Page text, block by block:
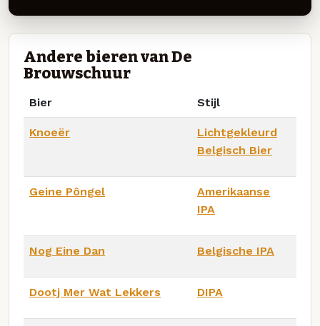
Andere bieren van De
Brouwschuur
Bier Stijl
Knoeër
Lichtgekleurd
Belgisch Bier
Geine Pôngel
Amerikaanse
IPA
Nog Eine Dan Belgische IPA
Dootj Mer Wat Lekkers DIPA